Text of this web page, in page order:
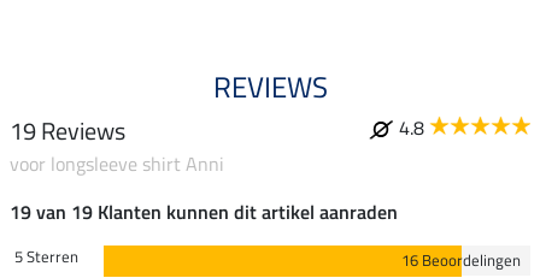
REVIEWS
19 Reviews
4.8
voor longsleeve shirt Anni
19 van 19 Klanten kunnen dit artikel aanraden
5 Sterren
16 Beoordelingen